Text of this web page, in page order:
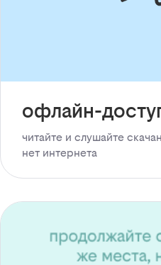
офлайн-
читайте и слушайте
нет интернета